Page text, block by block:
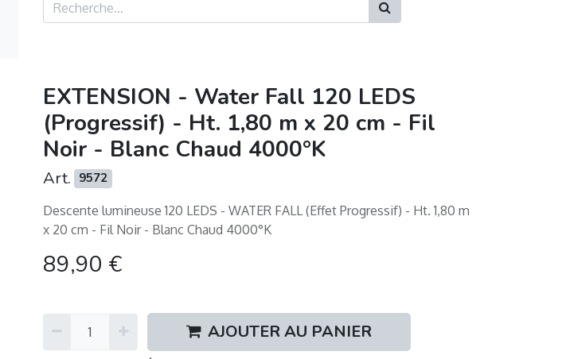
EXTENSION - Water Fall 120 LEDS
(Progressif) - Ht. 1,80 m x 20 cm - Fil
Noir - Blanc Chaud 4000°K
Art. 9572
Descente lumineuse 120 LEDS - WATER FALL (Effet Progressif) - Ht. 1,80 m
x 20 cm - Fil Noir - Blanc Chaud 4000°K
89,90 €
AJOUTER AU PANIER
Suivez-nous
Instagram
Pinterest
PRO CONNECT SAS
+33 (0)6 07 22 59 40
contact@pro-connect.com